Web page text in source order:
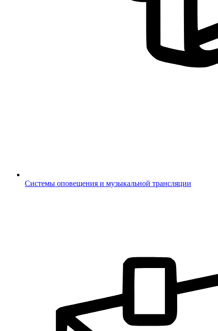
Системы оповещения и музыкальной трансляции